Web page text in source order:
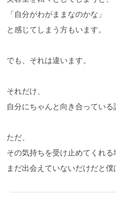
「自分がわがままなのかな」
と感じてしまう方もいます。
でも、それは違います。
それだけ、
自分にちゃんと向き合っている
ただ、
その気持ちを受け止めてくれる
まだ出会えていないだけだと僕